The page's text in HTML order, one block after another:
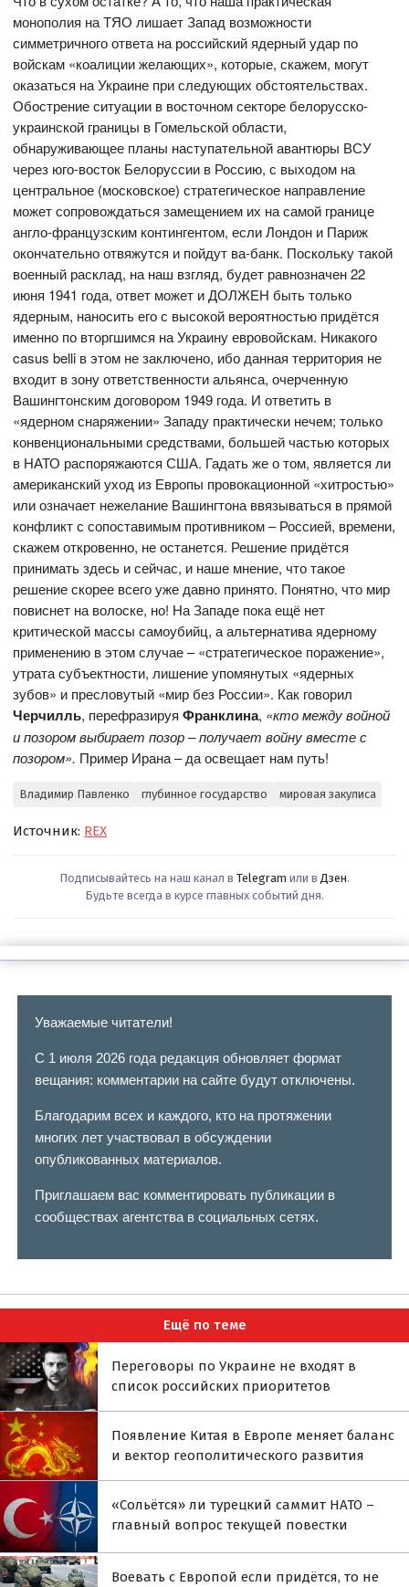
монополия на ТЯО лишает Запад возможности
симметричного ответа на российский ядерный удар по
войскам «коалиции желающих», которые, скажем, могут
оказаться на Украине при следующих обстоятельствах.
Обострение ситуации в восточном секторе белорусско-
украинской границы в Гомельской области,
обнаруживающее планы наступательной авантюры ВСУ
через юго-восток Белоруссии в Россию, с выходом на
центральное (московское) стратегическое направление
может сопровождаться замещением их на самой границе
англо-французским контингентом, если Лондон и Париж
окончательно отвяжутся и пойдут ва-банк. Поскольку такой
военный расклад, на наш взгляд, будет равнозначен 22
июня 1941 года, ответ может и ДОЛЖЕН быть только
ядерным, наносить его с высокой вероятностью придётся
именно по вторгшимся на Украину евровойскам. Никакого
casus belli в этом не заключено, ибо данная территория не
входит в зону ответственности альянса, очерченную
Вашингтонским договором 1949 года. И ответить в
«ядерном снаряжении» Западу практически нечем; только
конвенциональными средствами, большей частью которых
в НАТО распоряжаются США. Гадать же о том, является ли
американский уход из Европы провокационной «хитростью»
или означает нежелание Вашингтона ввязываться в прямой
конфликт с сопоставимым противником – Россией, времени,
скажем откровенно, не останется. Решение придётся
принимать здесь и сейчас, и наше мнение, что такое
решение скорее всего уже давно принято. Понятно, что мир
повиснет на волоске, но! На Западе пока ещё нет
критической массы самоубийц, а альтернатива ядерному
применению в этом случае – «стратегическое поражение»,
утрата субъектности, лишение упомянутых «ядерных
зубов» и пресловутый «мир без России». Как говорил
Черчилль, перефразируяФранклина, «кто между войной
и позором выбирает позор – получает войну вместе с
позором». Пример Ирана – да освещает нам путь!
Владимир Павленко глубинное государство мировая закулиса
Источник: REX
Подписывайтесь на наш канал в Telegram или в Дзен.
Будьте всегда в курсе главных событий дня.
Уважаемые читатели!
С 1 июля 2026 года редакция обновляет формат
вещания: комментарии на сайте будут отключены.
Благодарим всех и каждого, кто на протяжении
многих лет участвовал в обсуждении
опубликованных материалов.
Приглашаем вас комментировать публикации в
сообществах агентства в социальных сетях.
Ещё по теме
Переговоры по Украине не входят в
список российских приоритетов
Появление Китая в Европе меняет баланс
и вектор геополитического развития
«Сольётся» ли турецкий саммит НАТО –
главный вопрос текущей повестки
Воевать с Европой если придётся, то не